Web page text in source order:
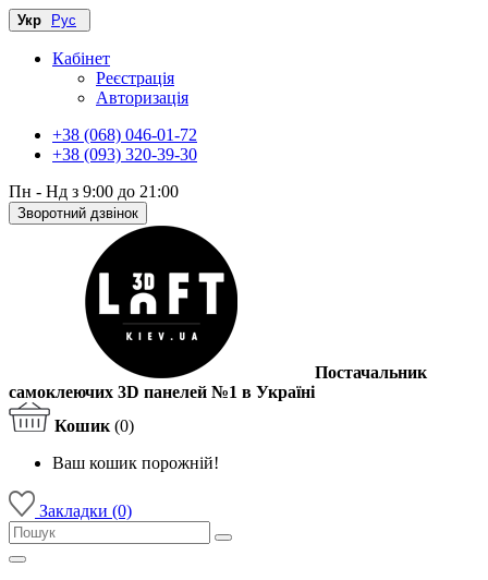
Укр Рус
Кабінет
Реєстрація
Авторизація
+38 (068) 046-01-72
+38 (093) 320-39-30
Пн - Нд з 9:00 до 21:00
Зворотний дзвінок
Постачальник
самоклеючих 3D панелей №1 в Україні
Кошик (0)
Ваш кошик порожній!
Закладки (0)